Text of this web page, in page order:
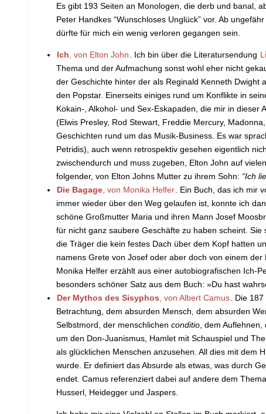
Es gibt 193 Seiten an Monologen, die derb und banal,
Peter Handkes “Wunschloses Unglück” vor. Ab
dürfte für mich ein wenig verloren gegangen sein.
Ich , von Elton John . Ich bin über die Literatursendung
Thema und der Aufmachung sonst wohl eher nicht
der Geschichte hinter der als Reginald Kenneth
den Popstar. Einerseits einiges rund um Konflikte in
Kokain-, Alkohol- und Sex-Eskapaden, die mir in
(Elwis Presley, Rod Stewart, Freddie Mercury,
Geschichten rund um das Musik-Business. Es war
Petridis), auch wenn retrospektiv gesehen eigentlich
zwischendurch und muss zugeben, Elton John auf
folgender, von Elton Johns Mutter zu ihrem Sohn: “Ich
Die Bagage , von Monika Helfer . Ein Buch, das ich mir
immer wieder über den Weg gelaufen ist, konnte ich
schöne Großmutter Maria und ihren Mann Josef
für nicht ganz saubere Geschäfte zu haben scheint.
die Träger die kein festes Dach über dem Kopf hatten
namens Grete von Josef oder aber doch von einem der
Monika Helfer erzählt aus einer autobiografischen Ich-
besonders schöner Satz aus dem Buch: »Du hast
Der Mythos des Sisyphos , von Albert Camus . Die
Betrachtung, dem absurden Mensch, dem absurden
Selbstmord, der menschlichenconditio , dem
um den Don-Juanismus, Hamlet mit Schauspiel und
als glücklichen Menschen anzusehen. All dies mit dem
wurde. Er definiert das Absurde als etwas, was durch
endet. Camus referenziert dabei auf andere dem
Husserl, Heidegger und Jaspers.